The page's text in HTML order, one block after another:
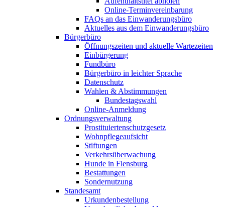
Online-Terminvereinbarung
FAQs an das Einwanderungsbüro
Aktuelles aus dem Einwanderungsbüro
Bürgerbüro
Öffnungszeiten und aktuelle Wartezeiten
Einbürgerung
Fundbüro
Bürgerbüro in leichter Sprache
Datenschutz
Wahlen & Abstimmungen
Bundestagswahl
Online-Anmeldung
Ordnungsverwaltung
Prostituiertenschutzgesetz
Wohnpflegeaufsicht
Stiftungen
Verkehrsüberwachung
Hunde in Flensburg
Bestattungen
Sondernutzung
Standesamt
Urkundenbestellung